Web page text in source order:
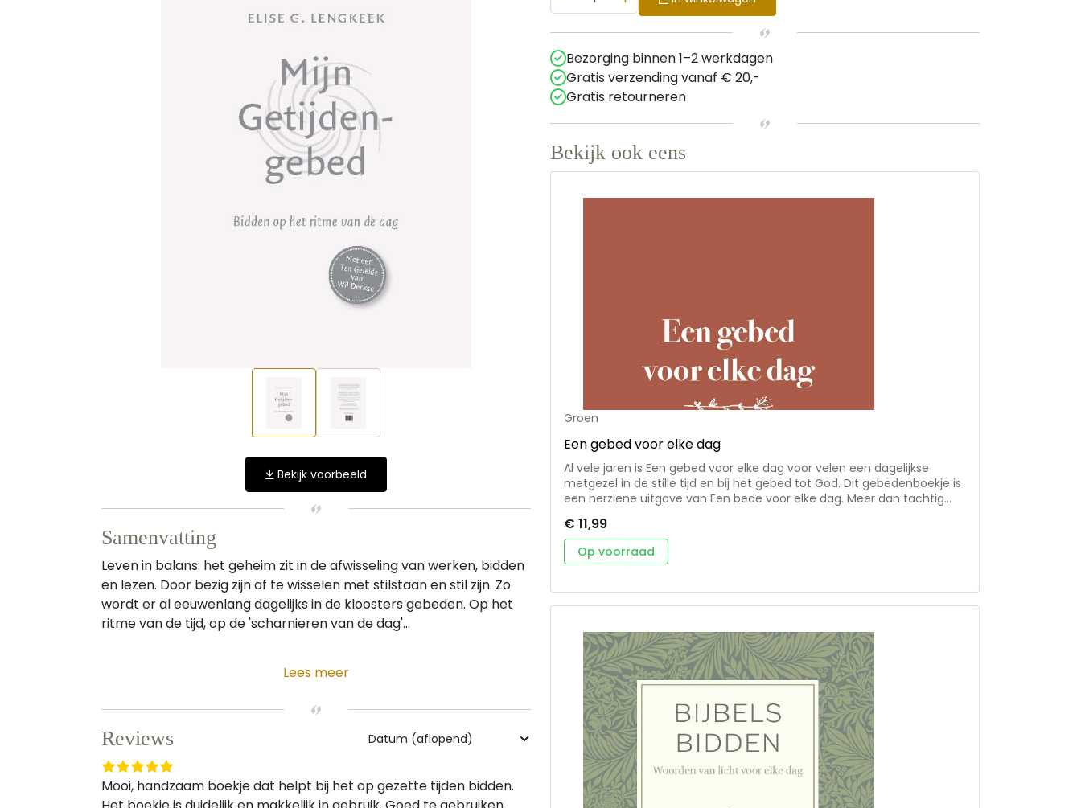
Bekijk voorbeeld
Samenvatting
Leven in balans: het geheim zit in de afwisseling van werken, bidden
en lezen. Door bezig zijn af te wisselen met stilstaan en stil zijn. Zo
wordt er al eeuwenlang dagelijks in de kloosters gebeden. Op het
ritme van de tijd, op de 'scharnieren van de dag'...
Lees meer
Reviews
Mooi, handzaam boekje dat helpt bij het op gezette tijden bidden.
Bezorging binnen 1–2 werkdagen
Gratis verzending vanaf € 20,-
Gratis retourneren
Bekijk ook eens
Groen
Een gebed voor elke dag
Al vele jaren is Een gebed voor elke dag voor velen een dagelijkse
metgezel in de stille tijd en bij het gebed tot God. Dit gebedenboekje is
een herziene uitgave van Een bede voor elke dag. Meer dan tachtig
elkaar opgeteld is het boekje nu al 32 keer herdrukt. Voor de
geïnteresseerde lezer hebben wij het oorspronkelijke voorwoord bij de
eerste druk achter in de heruitgave opgenomen.
€ 11,99
Op voorraad